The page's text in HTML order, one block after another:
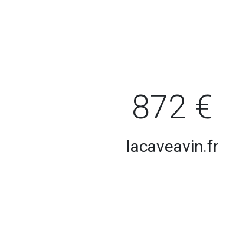
872 €
lacaveavin.fr